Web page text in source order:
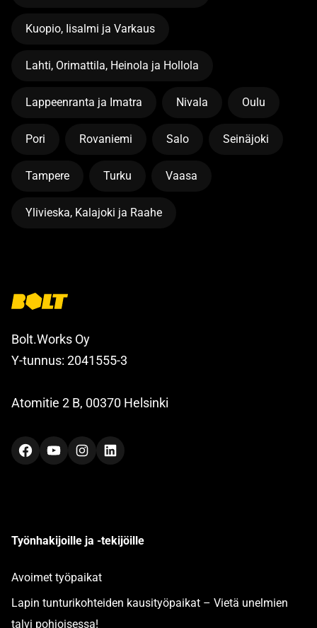
Kuopio, Iisalmi ja Varkaus
Lahti, Orimattila, Heinola ja Hollola
Lappeenranta ja Imatra Nivala Oulu
Pori Rovaniemi Salo Seinäjoki
Tampere Turku Vaasa
Ylivieska, Kalajoki ja Raahe
Bolt.Works Oy
Y-tunnus: 2041555-3
Atomitie 2 B, 00370 Helsinki
FacebookYouTubeInstagramLinkedIn
Työnhakijoille ja -tekijöille
Avoimet työpaikat
Lapin tunturikohteiden kausityöpaikat – Vietä unelmien
talvi pohjoisessa!